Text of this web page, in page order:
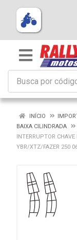
INÍCIO
BAIXA CILINDRADA
INTERRUPTOR
YBR/XTZ/FAZER 250